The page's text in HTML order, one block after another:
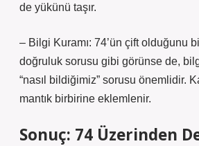
de yükünü taşır.
– Bilgi Kuramı: 74’ün çift olduğunu
doğruluk sorusu gibi görünse de,
“nasıl bildiğimiz” sorusu önemlidir.
mantık birbirine eklemlenir.
Sonuç: 74 Üzerinden